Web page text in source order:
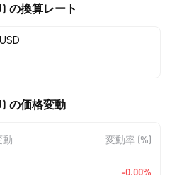
の換算レート
の価格変動
動 変動率 (%)
-0.00%